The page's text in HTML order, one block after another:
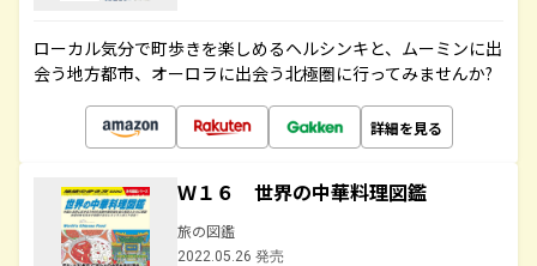
ローカル気分で町歩きを楽しめるヘルシンキと、ムーミンに出
会う地方都市、オーロラに出会う北極圏に行ってみませんか?
詳細を見る
Ｗ１６ 世界の中華料理図鑑
旅の図鑑
2022.05.26 発売